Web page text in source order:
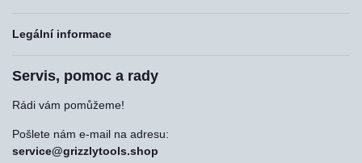
Legální informace
Servis, pomoc a rady
Rádi vám pomůžeme!
Pošlete nám e-mail na adresu:
service@grizzlytools.shop